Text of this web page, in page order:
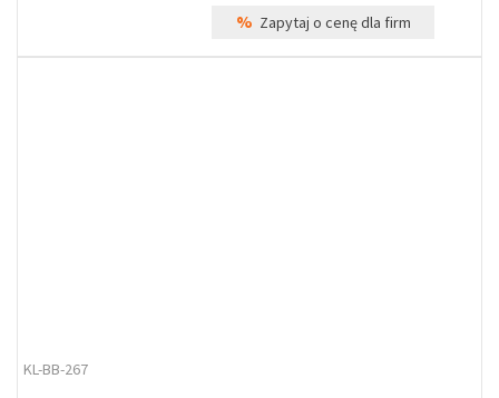
% Zapytaj o cenę dla firm
KL-BB-267